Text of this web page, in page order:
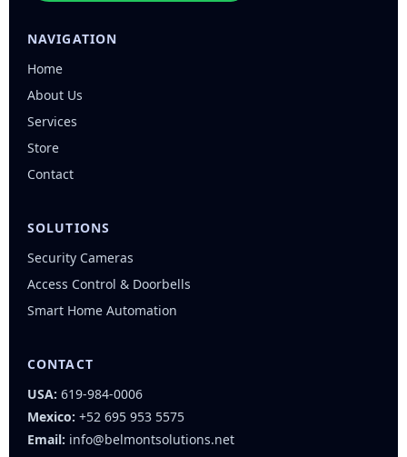
NAVIGATION
Home
About Us
Services
Store
Contact
SOLUTIONS
Security Cameras
Access Control & Doorbells
Smart Home Automation
CONTACT
USA: 619-984-0006
Mexico: +52 695 953 5575
Email: info@belmontsolutions.net